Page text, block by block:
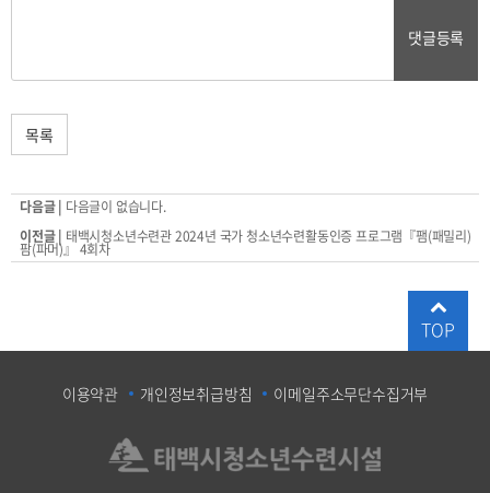
댓글등록
목록
다음글 | 다음글이 없습니다.
이전글 | 태백시청소년수련관 2024년 국가 청소년수련활동인증 프로그램『팸(패밀리)
팜(파머)』 4회차
이용약관 개인정보취급방침 이메일주소무단수집거부
TOP